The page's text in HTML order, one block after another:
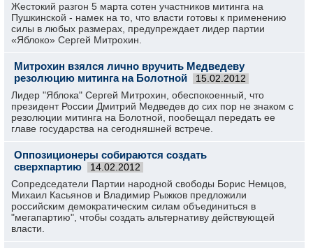
Жестокий разгон 5 марта сотен участников митинга на
Пушкинской - намек на то, что власти готовы к применению
силы в любых размерах, предупреждает лидер партии
«Яблоко» Сергей Митрохин.
Митрохин взялся лично вручить Медведеву
резолюцию митинга на Болотной
15.02.2012
Лидер "Яблока" Сергей Митрохин, обеспокоенный, что
президент России Дмитрий Медведев до сих пор не знаком с
резолюции митинга на Болотной, пообещал передать ее
главе государства на сегодняшней встрече.
Оппозиционеры собираются создать
сверхпартию
14.02.2012
Сопредседатели Партии народной свободы Борис Немцов,
Михаил Касьянов и Владимир Рыжков предложили
российским демократическим силам объединиться в
"мегапартию", чтобы создать альтернативу действующей
власти.